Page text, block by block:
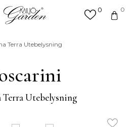
0 0
produkt eller
Terra Utebelysning
Terra Utebelysning